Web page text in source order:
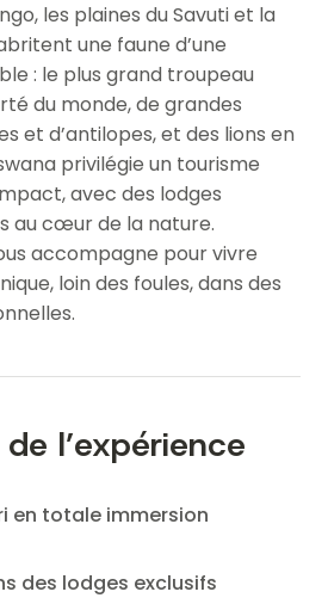
les plaines du Savuti et la
une faune d’une
: le plus grand troupeau
du monde, de grandes
et d’antilopes, et des lions en
privilégie un tourisme
avec des lodges
au cœur de la nature.
accompagne pour vivre
loin des foules, dans des
l’expérience
en totale immersion
des lodges exclusifs